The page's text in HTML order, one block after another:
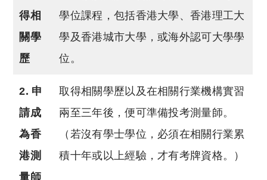
得相
關學
歷
學位課程，包括香港大學、香港理工大
學及香港城市大學，或海外認可大學學
位。
2. 申
請成
為香
港測
量師
取得相關學歷以及在相關行業機構實習
兩至三年後，便可準備投考測量師。
（若沒有學士學位，必須在相關行業累
積十年或以上經驗，才有考牌資格。）